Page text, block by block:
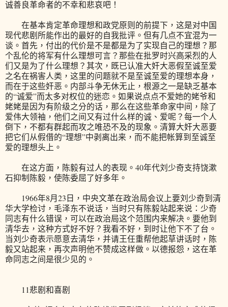
诚善良革命者的不幸和悲哀吧！
在基本肯定革命理想和政党原则的前提下，这是对中国
现代悲剧所能作出的最好的自我批评。但有几点不宜混为一
谈。首先，付出的代价是不是都是为了实现自己的理想？那
个乱伦的将军有什么理想可言？那些在批罗时兴高采烈的人
们又是为了什么理想？其次，既已认准大奸大恶假至诚至爱
之名在祸害人类，这里的问题就不是至诚至爱的理想本身，
而在于这些奸恶。内部斗争无休无止，根源之一是缺乏基本
的“诚爱”而太多对权位的迷恋。如果说点点不爱她的姥爷和
姥姥是因为有阶级之分的话，那么在这些革命家中间，除了
爱伟大领袖，他们之间又有过什么样的诚、爱呢？每一个人
倒下，不都有群起而攻之唯恐不及的现象。清算大奸大恶要
把它们从假借的“理想”中剥离出来，而不能把帐算到至诚至
爱的理想头上。
在这方面，陈毅有过人的表现。40年代刘少奇支持饶漱
石抑制陈毅，使陈委屈了好多年。
1966年8月23日，中央文革在政治局会议上要刘少奇到清
华大学检讨，毛泽东不说话，当时只有陈毅站起来说：少奇
同志有什么错误，可以在政治局这个范围内来解决。要他到
清华去，这种方式好不好？我看不好，到时让他下不了台。
当刘少奇表示愿意去清华，并请王任重帮他起草讲话时，陈
毅又站起来，再次声明他不赞成这样做。以德报怨，这在革
命同志之间是很少见的。
11悲剧和喜剧